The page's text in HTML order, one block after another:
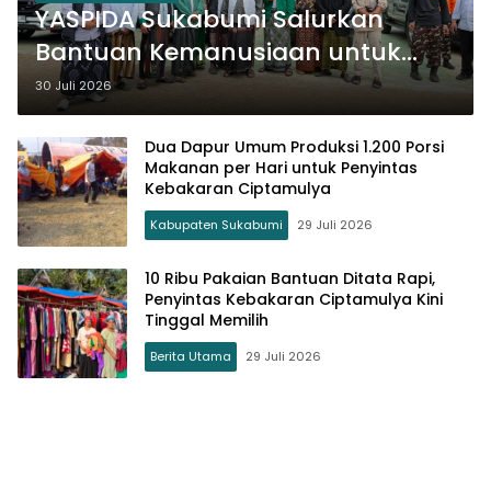
YASPIDA Sukabumi Salurkan
Bantuan Kemanusiaan untuk
Korban Kebakaran Kampung
Adat Ciptamulya
30 Juli 2026
Dua Dapur Umum Produksi 1.200 Porsi
Makanan per Hari untuk Penyintas
Kebakaran Ciptamulya
Kabupaten Sukabumi 29 Juli 2026
10 Ribu Pakaian Bantuan Ditata Rapi,
Penyintas Kebakaran Ciptamulya Kini
Tinggal Memilih
Berita Utama 29 Juli 2026